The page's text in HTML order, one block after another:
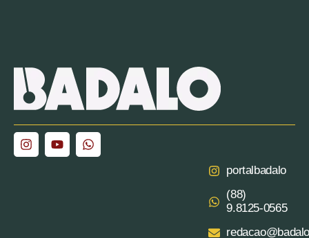
portalbadalo
(88)
9.8125‑0565‬